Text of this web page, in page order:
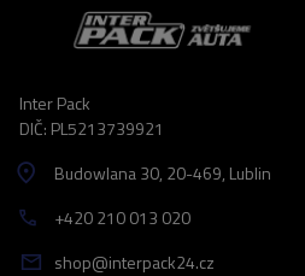
Inter Pack
DIČ: PL5213739921
Budowlana 30, 20-469, Lublin
+420 210 013 020
shop@interpack24.cz